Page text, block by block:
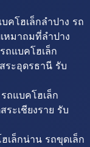
คโฮเล็กลำปาง รถ
หมาถมที่ลำปาง
ถแบคโฮเล็ก
ระอุดรธานี รับ
ถแบคโฮเล็ก
ระเชียงราย รับ
เล็กน่าน รถขุดเล็ก